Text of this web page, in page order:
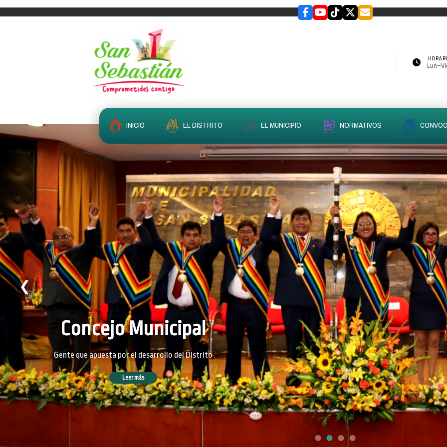
INICIO EL DISTRITO EL MUNICIPIO NORMATIVOS
slider
Concejo Municipal
Gente que apuesta por el desarrollo del Distrito
Leer más
❮